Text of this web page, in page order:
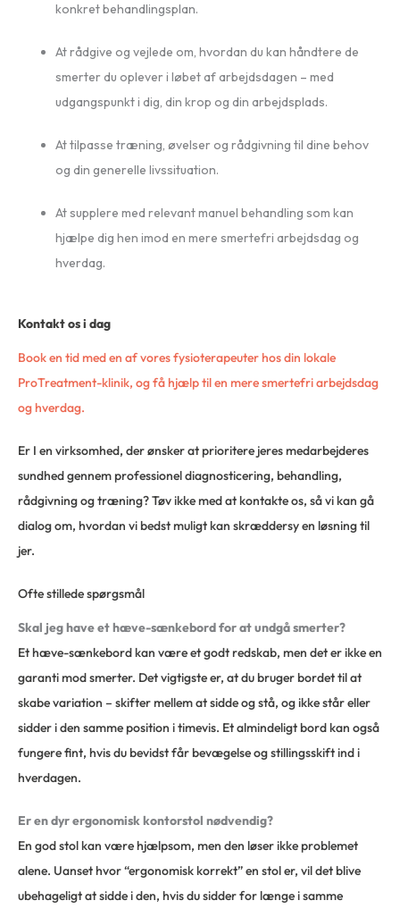
konkret behandlingsplan.
At rådgive og vejlede om, hvordan du kan håndtere de
smerter du oplever i løbet af arbejdsdagen – med
udgangspunkt i dig, din krop og din arbejdsplads.
At tilpasse træning, øvelser og rådgivning til dine behov
og din generelle livssituation.
At supplere med relevant manuel behandling som kan
hjælpe dig hen imod en mere smertefri arbejdsdag og
hverdag.
Kontakt os i dag
Book en tid med en af vores fysioterapeuter hos din lokale
ProTreatment-klinik, og få hjælp til en mere smertefri arbejdsdag
og hverdag.
Er I en virksomhed, der ønsker at prioritere jeres medarbejderes
sundhed gennem professionel diagnosticering, behandling,
rådgivning og træning? Tøv ikke med at kontakte os, så vi kan gå
dialog om, hvordan vi bedst muligt kan skræddersy en løsning til
jer.
Ofte stillede spørgsmål
Skal jeg have et hæve-sænkebord for at undgå smerter?
Et hæve-sænkebord kan være et godt redskab, men det er ikke en
garanti mod smerter. Det vigtigste er, at du bruger bordet til at
skabe variation – skifter mellem at sidde og stå, og ikke står eller
sidder i den samme position i timevis. Et almindeligt bord kan også
fungere fint, hvis du bevidst får bevægelse og stillingsskift ind i
hverdagen.
Er en dyr ergonomisk kontorstol nødvendig?
En god stol kan være hjælpsom, men den løser ikke problemet
alene. Uanset hvor “ergonomisk korrekt” en stol er, vil det blive
ubehageligt at sidde i den, hvis du sidder for længe i samme